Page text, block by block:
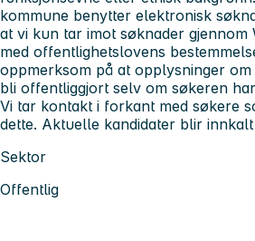
kommune benytter elektronisk
at vi kun tar imot søknader gjennom
med offentlighetslovens
oppmerksom på at opplysninger
bli offentliggjort selv om søkeren
Vi tar kontakt i forkant med søkere
dette. Aktuelle kandidater blir
Sektor
Offentlig